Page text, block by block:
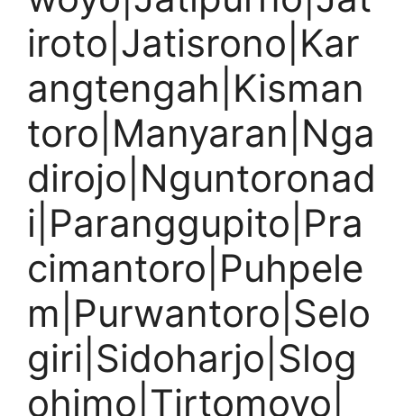
iroto|Jatisrono|Kar
angtengah|Kisman
toro|Manyaran|Nga
dirojo|Nguntoronad
i|Paranggupito|Pra
cimantoro|Puhpele
m|Purwantoro|Selo
giri|Sidoharjo|Slog
ohimo|Tirtomoyo|